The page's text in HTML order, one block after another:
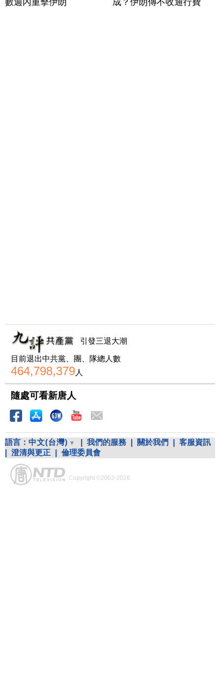
數週內重擊伊朗
成？伊朗傳不收通行費
引發三退大潮
目前退出中共黨、團、隊總人數
464,798,379人
隨處可看新唐人
語言： 中文(台灣) 我們的服務 關於我們
客服資訊
澄清與更正 倫理委員會
Copyright ©2002-2026